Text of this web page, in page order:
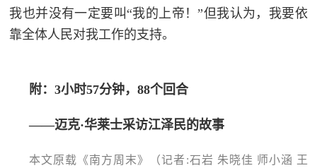
我也并没有一定要叫“我的上帝！”但我认为，我要依
靠全体人民对我工作的支持。
附：3小时57分钟，88个回合
——迈克·华莱士采访江泽民的故事
本文原载《南方周末》（记者:石岩 朱晓佳 师小涵 王